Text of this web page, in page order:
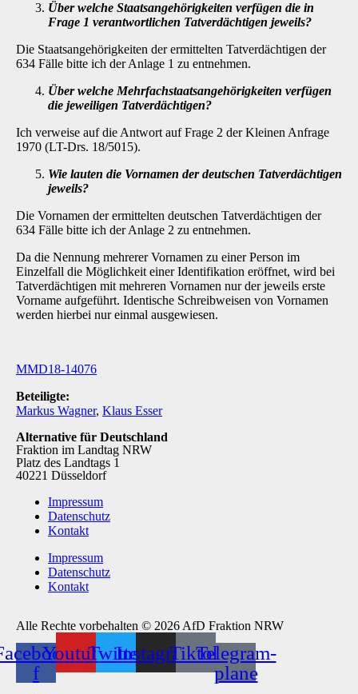
Über welche Staatsangehörigkeiten verfügen die in
Frage 1 verantwortlichen Tat­verdächtigen jeweils?
Die Staatsangehörigkeiten der ermittelten Tatverdächtigen der
634 Fälle bitte ich der Anlage 1 zu entnehmen.
Über welche Mehrfachstaatsangehörigkeiten verfügen
die jeweiligen Tatverdäch­tigen?
Ich verweise auf die Antwort auf Frage 2 der Kleinen Anfrage
1970 (LT-Drs. 18/5015).
Wie lauten die Vornamen der deutschen Tatverdächtigen
jeweils?
Die Vornamen der ermittelten deutschen Tatverdächtigen der
634 Fälle bitte ich der Anlage 2 zu entnehmen.
Da die Nennung mehrerer Vornamen zu einer Person im
Einzelfall die Möglichkeit einer Iden­tifikation eröffnet, wird bei
Tatverdächtigen mit mehreren Vornamen nur der jeweils erste
Vor­name aufgeführt. Identische Schreibweisen von Vornamen
werden hierbei nur einmal ausge­wiesen.
MMD18-14076
Beteiligte:
Markus Wagner, Klaus Esser
Alternative für Deutschland
Fraktion im Landtag NRW
Platz des Landtags 1
40221 Düsseldorf
Impressum
Datenschutz
Kontakt
Impressum
Datenschutz
Kontakt
Alle Rechte vorbehalten © 2026 AfD Fraktion NRW
f
YoutubeTwitterInstagramTiktokTelegram-
plane